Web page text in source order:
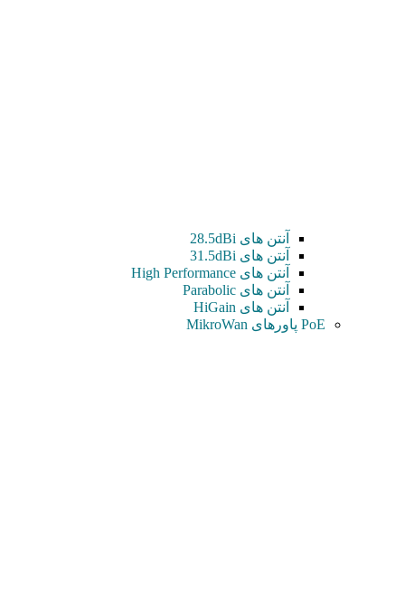
آنتن های 28.5dBi
آنتن های 31.5dBi
آنتن های High Performance
آنتن های Parabolic
آنتن های HiGain
PoE پاورهای MikroWan